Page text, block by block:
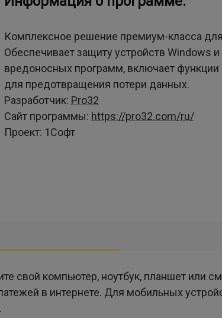
Комплексное решение премиум-класса
Обеспечивает защиту устройств Windows
вредоносных программ, включает функции
для предотвращения потери данных.
Разработчик: Pro32
Сайт программы: https://pro32.com/ru/
Проект: 1Софт
свой компьютер, ноутбук, планшет или
в интернете. Для мобильных